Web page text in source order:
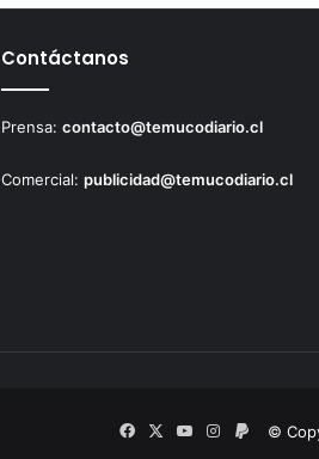
Contáctanos
Prensa:contacto@temucodiario.cl
Comercial:publicidad@temucodiario.cl
©
FacebookYouTubeInstagram
PayPal